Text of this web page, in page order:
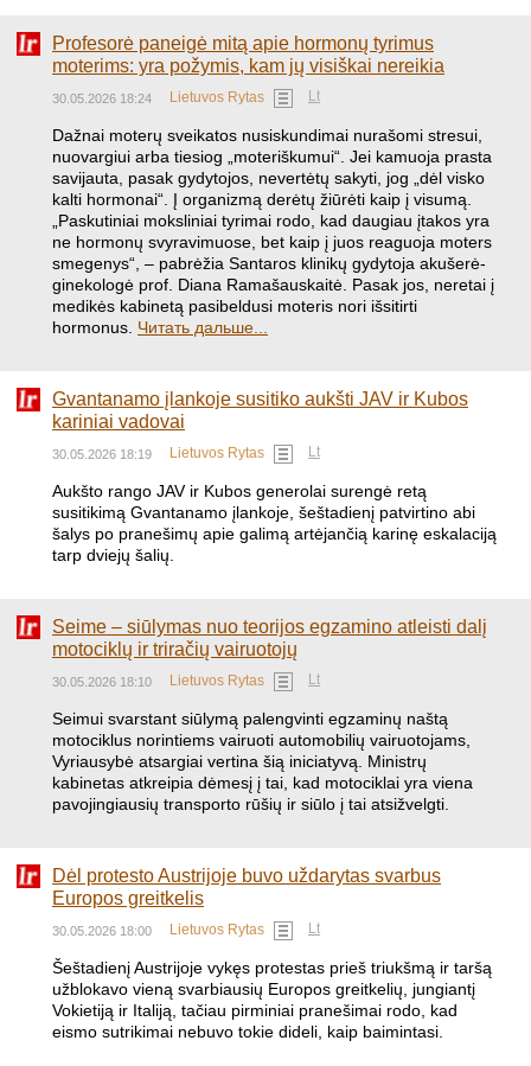
Profesorė paneigė mitą apie hormonų tyrimus
moterims: yra požymis, kam jų visiškai nereikia
30.05.2026 18:24 Lietuvos Rytas Lt
Dažnai moterų sveikatos nusiskundimai nurašomi stresui,
nuovargiui arba tiesiog „moteriškumui“. Jei kamuoja prasta
savijauta, pasak gydytojos, nevertėtų sakyti, jog „dėl visko
kalti hormonai“. Į organizmą derėtų žiūrėti kaip į visumą.
„Paskutiniai moksliniai tyrimai rodo, kad daugiau įtakos yra
ne hormonų svyravimuose, bet kaip į juos reaguoja moters
smegenys“, – pabrėžia Santaros klinikų gydytoja akušerė-
ginekologė prof. Diana Ramašauskaitė. Pasak jos, neretai į
medikės kabinetą pasibeldusi moteris nori išsitirti
hormonus. Читать дальше...
Gvantanamo įlankoje susitiko aukšti JAV ir Kubos
kariniai vadovai
30.05.2026 18:19 Lietuvos Rytas Lt
Aukšto rango JAV ir Kubos generolai surengė retą
susitikimą Gvantanamo įlankoje, šeštadienį patvirtino abi
šalys po pranešimų apie galimą artėjančią karinę eskalaciją
tarp dviejų šalių.
Seime – siūlymas nuo teorijos egzamino atleisti dalį
motociklų ir triračių vairuotojų
30.05.2026 18:10 Lietuvos Rytas Lt
Seimui svarstant siūlymą palengvinti egzaminų naštą
motociklus norintiems vairuoti automobilių vairuotojams,
Vyriausybė atsargiai vertina šią iniciatyvą. Ministrų
kabinetas atkreipia dėmesį į tai, kad motociklai yra viena
pavojingiausių transporto rūšių ir siūlo į tai atsižvelgti.
Dėl protesto Austrijoje buvo uždarytas svarbus
Europos greitkelis
30.05.2026 18:00 Lietuvos Rytas Lt
Šeštadienį Austrijoje vykęs protestas prieš triukšmą ir taršą
užblokavo vieną svarbiausių Europos greitkelių, jungiantį
Vokietiją ir Italiją, tačiau pirminiai pranešimai rodo, kad
eismo sutrikimai nebuvo tokie dideli, kaip baimintasi.